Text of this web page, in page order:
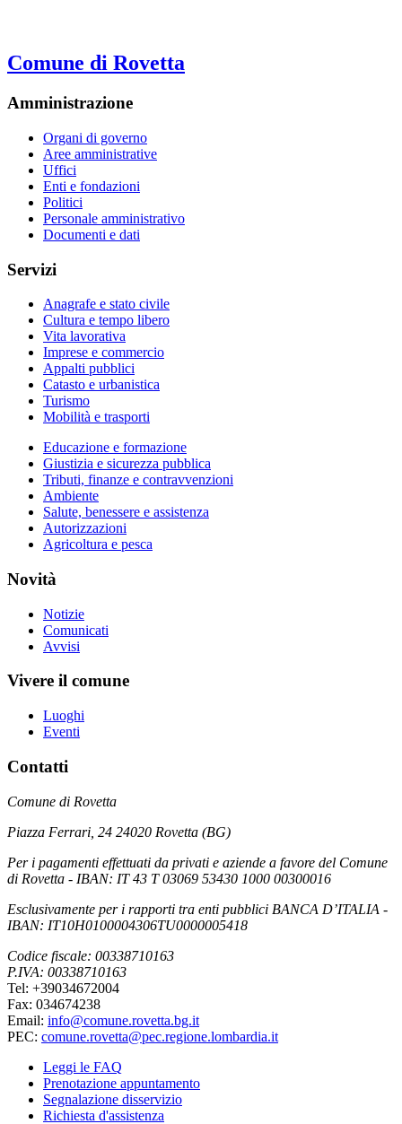
Comune di Rovetta
Amministrazione
Organi di governo
Aree amministrative
Uffici
Enti e fondazioni
Politici
Personale amministrativo
Documenti e dati
Servizi
Anagrafe e stato civile
Cultura e tempo libero
Vita lavorativa
Imprese e commercio
Appalti pubblici
Catasto e urbanistica
Turismo
Mobilità e trasporti
Educazione e formazione
Giustizia e sicurezza pubblica
Tributi, finanze e contravvenzioni
Ambiente
Salute, benessere e assistenza
Autorizzazioni
Agricoltura e pesca
Novità
Notizie
Comunicati
Avvisi
Vivere il comune
Luoghi
Eventi
Contatti
Comune di Rovetta
Piazza Ferrari, 24 24020 Rovetta (BG)
Per i pagamenti effettuati da privati e aziende a favore del Comune
di Rovetta - IBAN: IT 43 T 03069 53430 1000 00300016
Esclusivamente per i rapporti tra enti pubblici BANCA D’ITALIA -
IBAN: IT10H0100004306TU0000005418
Codice fiscale: 00338710163
P.IVA: 00338710163
Tel: +39034672004
Fax: 034674238
Email: info@comune.rovetta.bg.it
PEC: comune.rovetta@pec.regione.lombardia.it
Leggi le FAQ
Prenotazione appuntamento
Segnalazione disservizio
Richiesta d'assistenza